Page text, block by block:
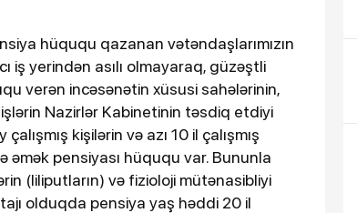
hüququ qazanan vətəndaşlarımızın
iş yerindən asılı olmayaraq, güzəştli
verən incəsənətin xüsusi sahələrinin,
Nazirlər Kabinetinin təsdiq etdiyi
kişilərin və azı 10 il çalışmış
əmək pensiyası hüququ var. Bununla
(liliputların) və fizioloji mütənasibliyi
olduqda pensiya yaş həddi 20 il